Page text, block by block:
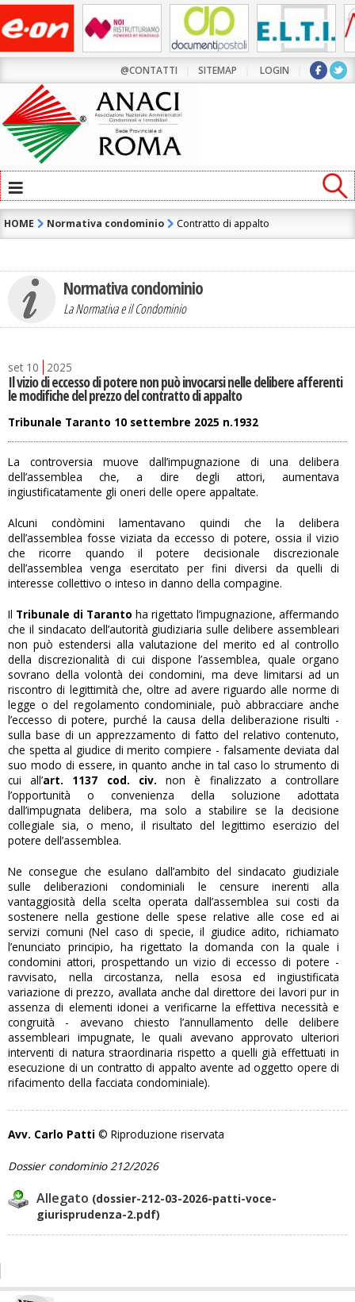
@CONTATTI SITEMAP LOGIN
≡
HOME Normativa condominio Contratto di appalto
Normativa condominio
La Normativa e il Condominio
set 10 2025
Il vizio di eccesso di potere non può invocarsi nelle delibere afferenti
le modifiche del prezzo del contratto di appalto
Tribunale Taranto 10 settembre 2025 n.1932
La controversia muove dall’impugnazione di una delibera
dell’assemblea che, a dire degli attori, aumentava
ingiustificatamente gli oneri delle opere appaltate.
Alcuni condòmini lamentavano quindi che la delibera
dell’assemblea fosse viziata da eccesso di potere, ossia il vizio
che ricorre quando il potere decisionale discrezionale
dell’assemblea venga esercitato per fini diversi da quelli di
interesse collettivo o inteso in danno della compagine.
Il Tribunale di Taranto ha rigettato l’impugnazione, affermando
che il sindacato dell’autorità giudiziaria sulle delibere assembleari
non può estendersi alla valutazione del merito ed al controllo
della discrezionalità di cui dispone l’assemblea, quale organo
sovrano della volontà dei condomini, ma deve limitarsi ad un
riscontro di legittimità che, oltre ad avere riguardo alle norme di
legge o del regolamento condominiale, può abbracciare anche
l’eccesso di potere, purché la causa della deliberazione risulti -
sulla base di un apprezzamento di fatto del relativo contenuto,
che spetta al giudice di merito compiere - falsamente deviata dal
suo modo di essere, in quanto anche in tal caso lo strumento di
cui all’art. 1137 cod. civ. non è finalizzato a controllare
l’opportunità o convenienza della soluzione adottata
dall’impugnata delibera, ma solo a stabilire se la decisione
collegiale sia, o meno, il risultato del legittimo esercizio del
potere dell’assemblea.
Ne consegue che esulano dall’ambito del sindacato giudiziale
sulle deliberazioni condominiali le censure inerenti alla
vantaggiosità della scelta operata dall’assemblea sui costi da
sostenere nella gestione delle spese relative alle cose ed ai
servizi comuni (Nel caso di specie, il giudice adito, richiamato
l’enunciato principio, ha rigettato la domanda con la quale i
condomini attori, prospettando un vizio di eccesso di potere -
ravvisato, nella circostanza, nella esosa ed ingiustificata
variazione di prezzo, avallata anche dal direttore dei lavori pur in
assenza di elementi idonei a verificarne la effettiva necessità e
congruità - avevano chiesto l’annullamento delle delibere
assembleari impugnate, le quali avevano approvato ulteriori
interventi di natura straordinaria rispetto a quelli già effettuati in
esecuzione di un contratto di appalto avente ad oggetto opere di
rifacimento della facciata condominiale).
Avv. Carlo Patti © Riproduzione riservata
Dossier condominio 212/2026
Allegato (dossier-212-03-2026-patti-voce-
giurisprudenza-2.pdf)